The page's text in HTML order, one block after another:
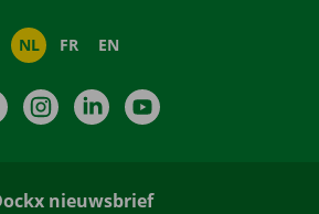
NL FR EN
FacebookInstagramLinkedIn
nieuwsbrief